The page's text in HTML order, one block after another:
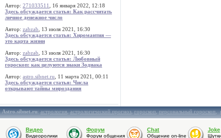
Автор: 271033511
, 16 января 2022, 12:18
Здесь обсуждается статья: Как рассчитать
личное денежное число
Автор: zabzab , 13 июля 2021, 16:30
Здесь обсуждается статья: Хиромантия —
это карта жизни
Автор: zabzab , 13 июля 2021, 16:30
Здесь обсуждается статья: Любовный
гороскоп: как целуются знаки Зодиака
Автор: astro.sibnet.ru , 11 марта 2021, 00:11
Здесь обсуждается статья: Числа
открывают тайны мироздания
Astro.sibnet.ru:астрология,астрологический прогноз,гороскоп,персональный гороскоп,
Видео
Видеоролики
Форум
Форум общения
Chat
Общение on-line
Joke